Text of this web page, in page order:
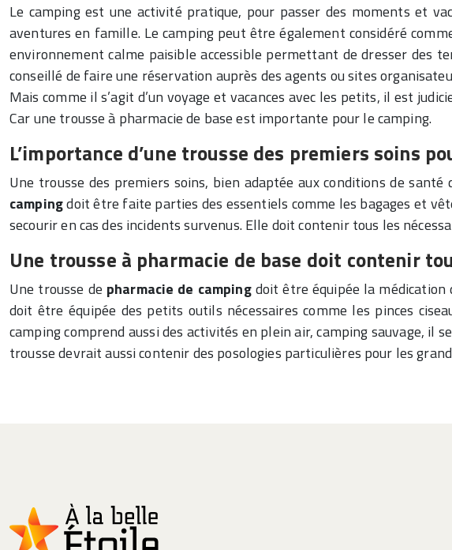
Le camping est une activité pratique, pour passer des moments et
aventures en famille. Le camping peut être également considéré
environnement calme paisible accessible permettant de dresser des
conseillé de faire une réservation auprès des agents ou sites
Mais comme il s’agit d’un voyage et vacances avec les petits, il est
Car une trousse à pharmacie de base est importante pour le camping.
L’importance d’une trousse des premiers soins
Une trousse des premiers soins, bien adaptée aux conditions de
campingdoit être faite parties des essentiels comme les bagages et
secourir en cas des incidents survenus. Elle doit contenir tous les
Une trousse à pharmacie de base doit contenir
Une trousse de pharmacie de campingdoit être équipée la médication
doit être équipée des petits outils nécessaires comme les pinces
camping comprend aussi des activités en plein air, camping sauvage, il
trousse devrait aussi contenir des posologies particulières pour les